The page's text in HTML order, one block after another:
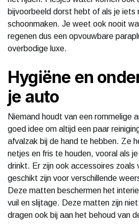
bijvoorbeeld dorst hebt of als je iets
schoonmaken. Je weet ook nooit
regenen dus een opvouwbare
overbodige luxe.
Hygiëne en
je auto
Niemand houdt van een rommelige
goed idee om altijd een paar
afvalzak bij de hand te hebben. Ze
netjes en fris te houden, vooral als
drinkt. Er zijn ook accessoires zoals
geschikt zijn voor verschillende
Deze matten beschermen het
vuil en slijtage. Deze matten zijn
dragen ook bij aan het behoud van